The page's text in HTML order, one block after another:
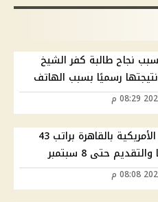
نجاح طالبة كفر الشيخ
نتيجتها رسميًا بسبب الهاتف
وظائف السفارة الأمريكية بالقاهرة براتب 43
حتى 8 سبتمبر